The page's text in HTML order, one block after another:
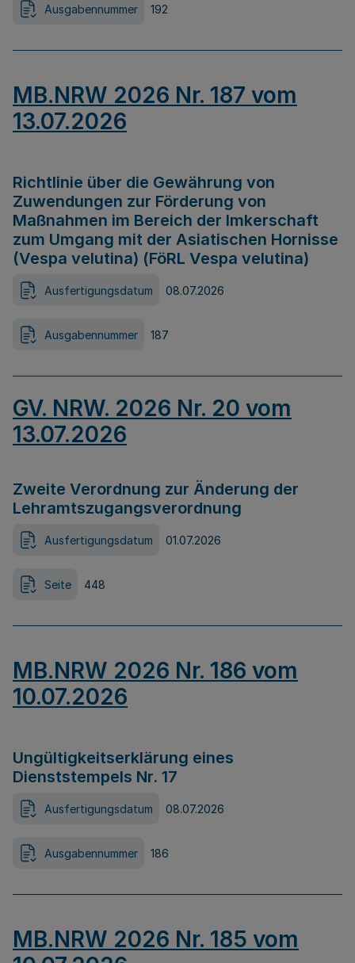
Ausgabennummer 192
MB.NRW 2026 Nr. 187 vom
13.07.2026
Richtlinie über die Gewährung von
Zuwendungen zur Förderung von
Maßnahmen im Bereich der Imkerschaft
zum Umgang mit der Asiatischen Hornisse
(Vespa velutina) (FöRL Vespa velutina)
Ausfertigungsdatum 08.07.2026
Ausgabennummer 187
GV. NRW. 2026 Nr. 20 vom
13.07.2026
Zweite Verordnung zur Änderung der
Lehramtszugangsverordnung
Ausfertigungsdatum 01.07.2026
Seite 448
MB.NRW 2026 Nr. 186 vom
10.07.2026
Ungültigkeitserklärung eines
Dienststempels Nr. 17
Ausfertigungsdatum 08.07.2026
Ausgabennummer 186
MB.NRW 2026 Nr. 185 vom